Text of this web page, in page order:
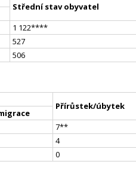
Střední stav obyvatel
1 122****
527
506
Přírůstek/úbytek
7**
4
0